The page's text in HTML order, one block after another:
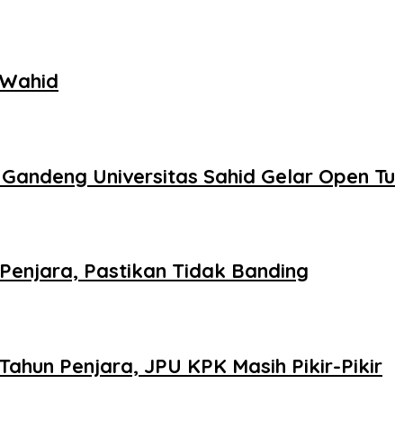
Universitas Sahid Gelar Open
Pastikan Tidak Banding
Penjara, JPU KPK Masih Pikir-Pikir